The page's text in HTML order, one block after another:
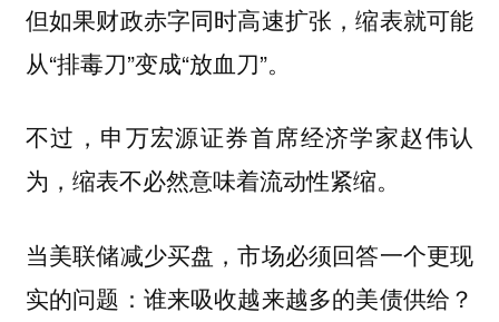
但如果财政赤字同时高速扩张，缩表就可能
从“排毒刀”变成“放血刀”。
不过，申万宏源证券首席经济学家赵伟认
为，缩表不必然意味着流动性紧缩。
当美联储减少买盘，市场必须回答一个更现
实的问题：谁来吸收越来越多的美债供给？